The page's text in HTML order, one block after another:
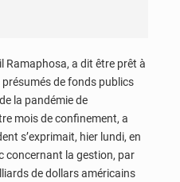
Ramaphosa, a dit être prêt à
de fonds publics
la pandémie de
mois de confinement, a
s’exprimait, hier lundi, en
concernant la gestion, par
de dollars américains